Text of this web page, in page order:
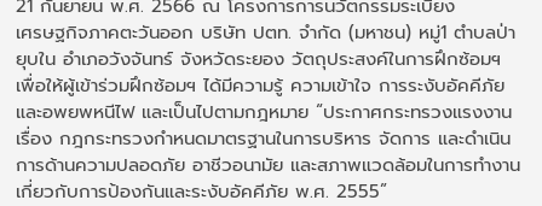
21 กันยายน พ.ศ. 2566 ณ โครงการการนวัตกรรมระเบียง
เศรษฐกิจภาคตะวันออก บริษัท ปตท. จำกัด (มหาชน) หมู่1 ตำบลป่า
ยุบใน อำเภอวังจันทร์ จังหวัดระยอง วัตถุประสงค์ในการฝึกซ้อมฯ
เพื่อให้ผู้เข้าร่วมฝึกซ้อมฯ ได้มีความรู้ ความเข้าใจ การระงับอัคคีภัย
และอพยพหนีไฟ และเป็นไปตามกฎหมาย “ประกาศกระทรวงแรงงาน
เรื่อง กฎกระทรวงกำหนดมาตรฐานในการบริหาร จัดการ และดำเนิน
การด้านความปลอดภัย อาชีวอนามัย และสภาพแวดล้อมในการทำงาน
เกี่ยวกับการป้องกันและระงับอัคคีภัย พ.ศ. 2555”